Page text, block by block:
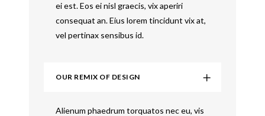
ei est. Eos ei nisl graecis, vix aperiri
consequat an. Eius lorem tincidunt vix at,
vel pertinax sensibus id.
OUR REMIX OF DESIGN
Alienum phaedrum torquatos nec eu, vis